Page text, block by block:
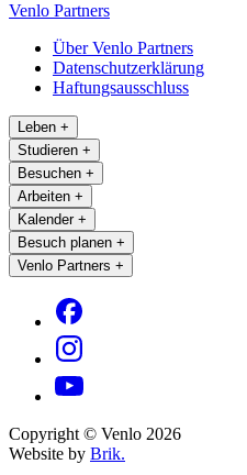
Venlo Partners
Über Venlo Partners
Datenschutzerklärung
Haftungsausschluss
Leben +
Studieren +
Besuchen +
Arbeiten +
Kalender +
Besuch planen +
Venlo Partners +
Copyright © Venlo 2026
Website by Brik.